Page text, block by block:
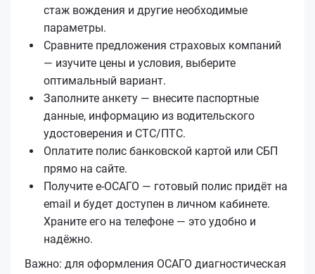
стаж вождения и другие необходимые
параметры.
Сравните предложения страховых компаний
— изучите цены и условия, выберите
оптимальный вариант.
Заполните анкету — внесите паспортные
данные, информацию из водительского
удостоверения и СТС/ПТС.
Оплатите полис банковской картой или СБП
прямо на сайте.
Получите е‑ОСАГО — готовый полис придёт на
email и будет доступен в личном кабинете.
Храните его на телефоне — это удобно и
надёжно.
Важно: для оформления ОСАГО диагностическая